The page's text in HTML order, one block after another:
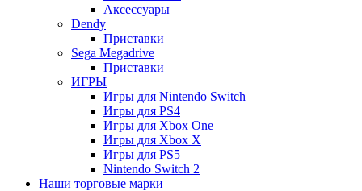
Аксессуары
Dendy
Приставки
Sega Megadrive
Приставки
ИГРЫ
Игры для Nintendo Switch
Игры для PS4
Игры для Xbox One
Игры для Xbox X
Игры для PS5
Nintendo Switch 2
Наши торговые марки